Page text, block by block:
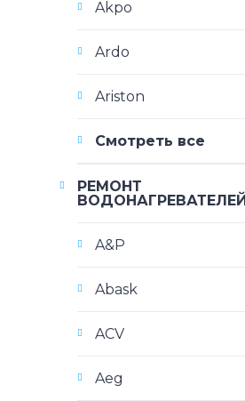
Akpo
Ardo
Ariston
Смотреть все
РЕМОНТ
A&P
Abask
ACV
Aeg